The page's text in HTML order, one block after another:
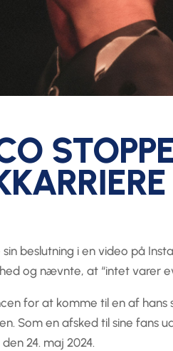
beslutning i en video på
og nævnte, at “intet varer
for at komme til en af hans
Som en afsked til sine fans
den 24. maj 2024.